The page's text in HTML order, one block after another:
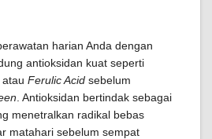
harian Anda dengan
antioksidan kuat seperti
atau Ferulic Acid sebelum
. Antioksidan bertindak sebagai
menetralkan radikal bebas
matahari sebelum sempat